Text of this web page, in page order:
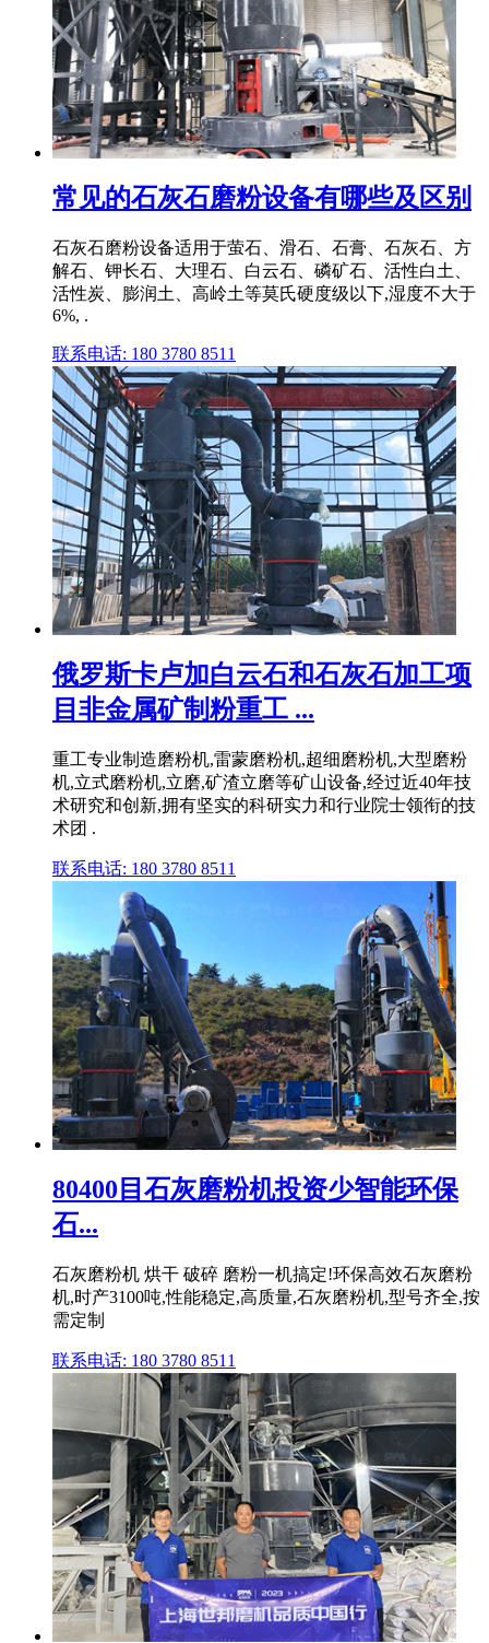
常见的石灰石磨粉设备有哪些及区别
石灰石磨粉设备适用于萤石、滑石、石膏、石灰石、方
解石、钾长石、大理石、白云石、磷矿石、活性白土、
活性炭、膨润土、高岭土等莫氏硬度级以下,湿度不大于
6%, .
联系电话: 180 3780 8511
俄罗斯卡卢加白云石和石灰石加工项
目非金属矿制粉重工 ...
重工专业制造磨粉机,雷蒙磨粉机,超细磨粉机,大型磨粉
机,立式磨粉机,立磨,矿渣立磨等矿山设备,经过近40年技
术研究和创新,拥有坚实的科研实力和行业院士领衔的技
术团 .
联系电话: 180 3780 8511
80400目石灰磨粉机投资少智能环保
石...
石灰磨粉机 烘干 破碎 磨粉一机搞定!环保高效石灰磨粉
机,时产3100吨,性能稳定,高质量,石灰磨粉机,型号齐全,按
需定制
联系电话: 180 3780 8511